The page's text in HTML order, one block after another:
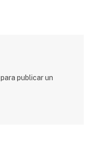
para publicar un